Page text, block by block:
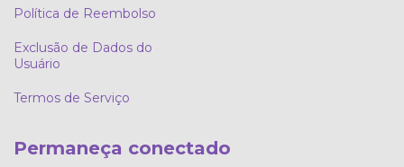
Política de Reembolso
Exclusão de Dados do
Usuário
Termos de Serviço
Permaneça conectado